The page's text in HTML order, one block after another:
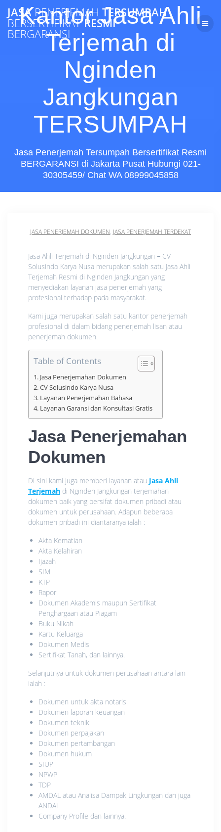
Skip
to
content
JASAPENERJEMAH TERSUMPAH
BERSERTIFIKATRESMI
BERGARANSI
Kantor Jasa Ahli
Terjemah di
Nginden
Jangkungan
TERSUMPAH
Jasa Penerjemah Tersumpah Bersertifikat Resmi
BERGARANSI di Jakarta Pusat Hubungi 021-
30305459/ Chat WA 08999045858
JASA PENERJEMAH DOKUMEN, JASA PENERJEMAH TERDEKAT
Jasa Ahli Terjemah di Nginden Jangkungan – CV
Solusindo Karya Nusa merupakan salah satu Jasa Ahli
Terjemah Resmi di Nginden Jangkungan yang
menyediakan layanan jasa penerjemah yang
profesional terhadap pada masyarakat.
Kami juga merupakan salah satu kantor penerjemah
profesional di dalam bidang penerjemah lisan atau
penerjemah dokumen.
Table of Contents
Jasa Penerjemahan Dokumen
CV Solusindo Karya Nusa
Layanan Penerjemahan Bahasa
Layanan Garansi dan Konsultasi Gratis
Jasa Penerjemahan
Dokumen
Di sini kami juga memberi layanan atau Jasa Ahli
Terjemah di Nginden Jangkungan terjemahan
dokumen baik yang bersifat dokumen pribadi atau
dokumen untuk perusahaan. Adapun beberapa
dokumen pribadi ini diantaranya ialah :
Akta Kematian
Akta Kelahiran
Ijazah
SIM
KTP
Rapor
Dokumen Akademis maupun Sertifikat
Penghargaan atau Piagam
Buku Nikah
Kartu Keluarga
Dokumen Medis
Sertifikat Tanah, dan lainnya.
Selanjutnya untuk dokumen perusahaan antara lain
ialah :
Dokumen untuk akta notaris
Dokumen laporan keuangan
Dokumen teknik
Dokumen perpajakan
Dokumen pertambangan
Dokumen hukum
SIUP
NPWP
TDP
AMDAL atau Analisa Dampak Lingkungan dan juga
ANDAL
Company Profile dan lainnya.